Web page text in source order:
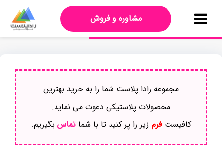
مشاوره و فروش
مجموعه رادا پلاست شما را به خرید بهترین
محصولات پلاستیکی دعوت می نماید.
کافیستفرم زیر را پر کنید تا با شماتماس بگیریم.